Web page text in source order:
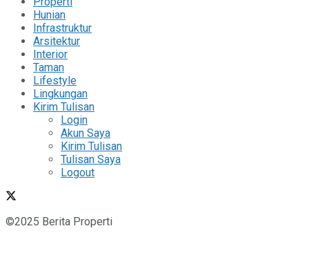
Hunian
Infrastruktur
Arsitektur
Interior
Taman
Lifestyle
Lingkungan
Kirim Tulisan
Login
Akun Saya
Kirim Tulisan
Tulisan Saya
Logout
©2025 Berita Properti